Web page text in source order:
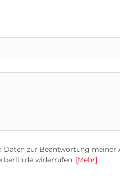
zur Beantwortung
widerrufen. [Mehr]